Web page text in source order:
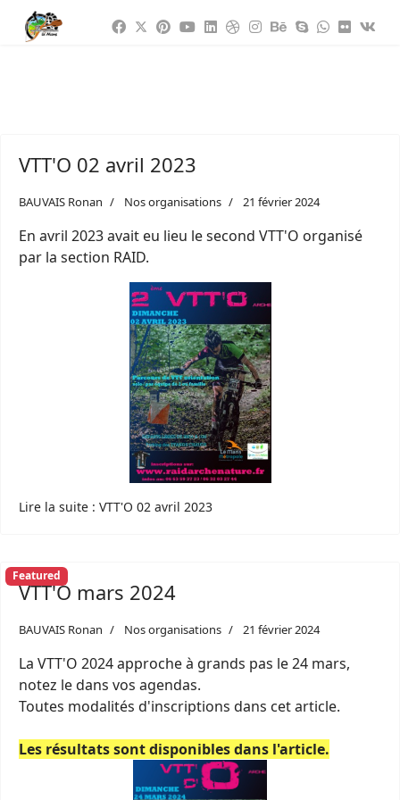
VTT'O 02 avril 2023
BAUVAIS Ronan Nos organisations 21 février 2024
En avril 2023 avait eu lieu le second VTT'O organisé
par la section RAID.
Lire la suite : VTT'O 02 avril 2023
Featured
VTT'O mars 2024
BAUVAIS Ronan Nos organisations 21 février 2024
La VTT'O 2024 approche à grands pas le 24 mars,
notez le dans vos agendas.
Toutes modalités d'inscriptions dans cet article.
Les résultats sont disponibles dans l'article.